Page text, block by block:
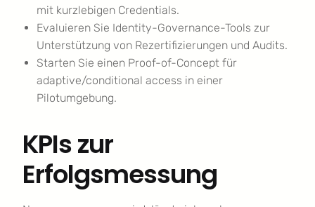
mit kurzlebigen Credentials.
Evaluieren Sie Identity-Governance-Tools zur
Unterstützung von Rezertifizierungen und Audits.
Starten Sie einen Proof-of-Concept für
adaptive/conditional access in einer
Pilotumgebung.
KPIs zur
Erfolgsmessung